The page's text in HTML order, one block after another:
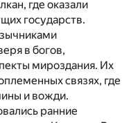
где оказали
государств.
в богов,
мироздания. Их
связях, где
и вожди.
ранние